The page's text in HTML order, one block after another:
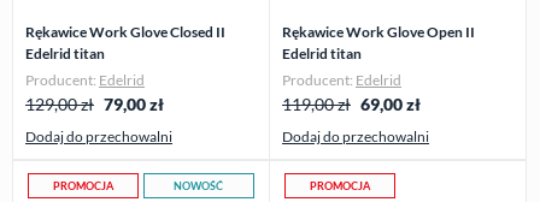
Rękawice Work Glove Closed II
Edelrid titan
Producent: Edelrid
129,00 zł 79,00zł
Dodaj do przechowalni
Rękawice Work Glove Open II
Edelrid titan
Producent: Edelrid
119,00 zł 69,00zł
Dodaj do przechowalni
PROMOCJA NOWOŚĆ PROMOCJA